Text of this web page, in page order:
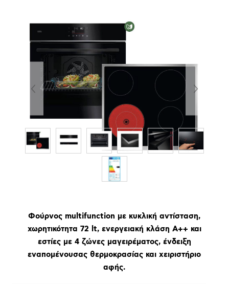
Φούρνος multifunction με κυκλική αντίσταση,
χωρητικότητα 72 lt, ενεργειακή κλάση Α++ και
εστίες με 4 ζώνες μαγειρέματος, ένδειξη
εναπομένουσας θερμοκρασίας και χειριστήριο
αφής.